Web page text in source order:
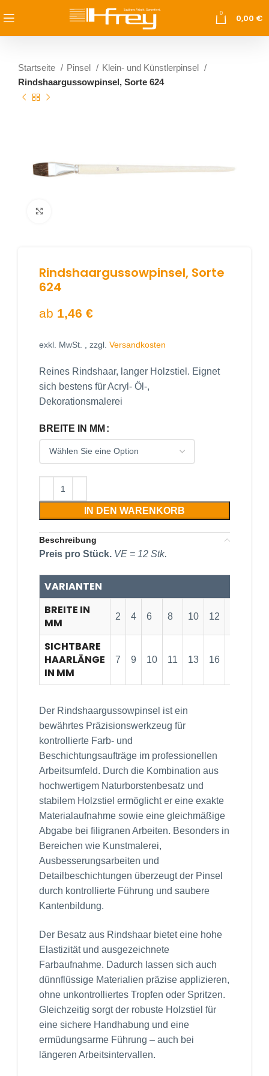
0 0,00 €
Startseite Pinsel
Klein- und Künstlerpinsel
Rindshaargussowpinsel, Sorte 624
Rindshaargussowpinsel, Sorte
624
ab 1,46 €
exkl. MwSt. , zzgl. Versandkosten
Reines Rindshaar, langer Holzstiel. Eignet
sich bestens für Acryl- Öl-,
Dekorationsmalerei
BREITE IN MM
IN DEN WARENKORB
Beschreibung
Preis pro Stück. VE = 12 Stk.
VARIANTEN
BREITE IN
MM
2 4 6 8 10 12
SICHTBARE
HAARLÄNGE
IN MM
7 9 10 11 13 16
Der Rindshaargussowpinsel ist ein
bewährtes Präzisionswerkzeug für
kontrollierte Farb- und
Beschichtungsaufträge im professionellen
Arbeitsumfeld. Durch die Kombination aus
hochwertigem Naturborstenbesatz und
stabilem Holzstiel ermöglicht er eine exakte
Materialaufnahme sowie eine gleichmäßige
Abgabe bei filigranen Arbeiten. Besonders in
Bereichen wie Kunstmalerei,
Ausbesserungsarbeiten und
Detailbeschichtungen überzeugt der Pinsel
durch kontrollierte Führung und saubere
Kantenbildung.
Der Besatz aus Rindshaar bietet eine hohe
Elastizität und ausgezeichnete
Farbaufnahme. Dadurch lassen sich auch
dünnflüssige Materialien präzise applizieren,
ohne unkontrolliertes Tropfen oder Spritzen.
Gleichzeitig sorgt der robuste Holzstiel für
eine sichere Handhabung und eine
ermüdungsarme Führung – auch bei
längeren Arbeitsintervallen.